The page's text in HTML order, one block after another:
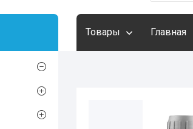
Товары Главная